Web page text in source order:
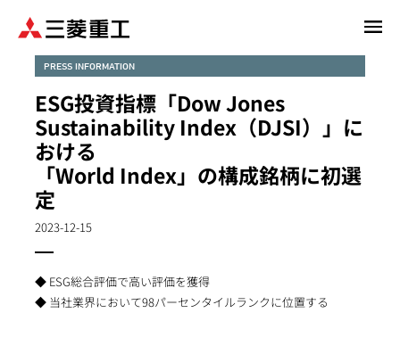
PRESS INFORMATION
ESG投資指標「Dow Jones
Sustainability Index（DJSI）」に
おける
「World Index」の構成銘柄に初選
定
2023-12-15
◆ ESG総合評価で高い評価を獲得
◆ 当社業界において98パーセンタイルランクに位置する